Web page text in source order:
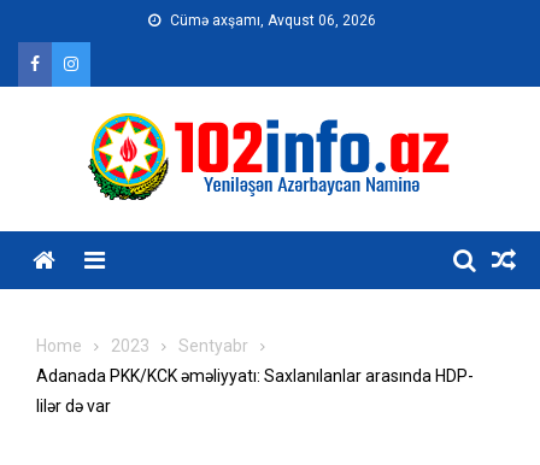
content
Cümə axşamı, Avqust 06, 2026
Home 2023
Sentyabr
Adanada PKK/KCK əməliyyatı: Saxlanılanlar arasında HDP-
lilər də var